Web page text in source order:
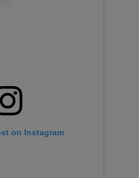
on Instagram